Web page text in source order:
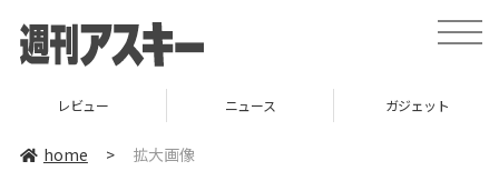
toggle
レビュー ニュース ガジェット
home > 拡大画像